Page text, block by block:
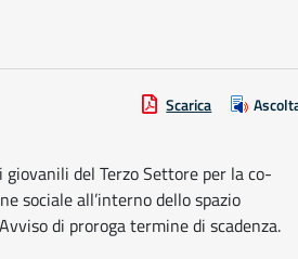
Scarica
del Terzo Settore per la co-
sociale all’interno dello spazio
di proroga termine di scadenza.